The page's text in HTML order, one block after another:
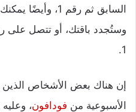
السابق ثم رقم 1،
1.
إن هناك بعض الأشخاص الذين
الأسبوعية من فودافون،